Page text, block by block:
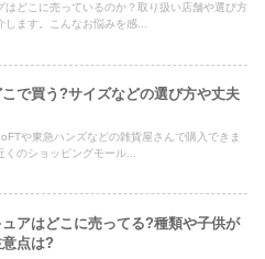
はどこに売っているのか？取り扱い店舗や選び方
します。こんなお悩みを感...
で買う?サイズなどの選び方や丈夫
や東急ハンズなどの雑貨屋さんで購入できま
のショッピングモール...
アはどこに売ってる?種類や子供が
点は?